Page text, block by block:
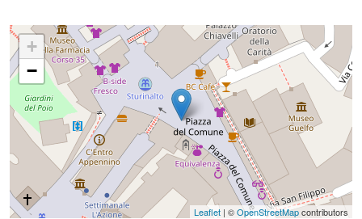
+
−
Leaflet | ©OpenStreetMapcontributors